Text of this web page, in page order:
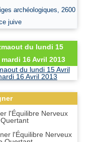
archéologiques, 2600
juive
du lundi 15
16 Avril 2013
l'Équilibre Nerveux